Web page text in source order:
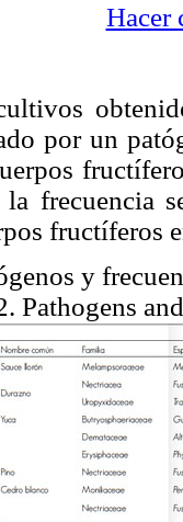
Hacer
por un
la frecuencia
fructíferos
y
Pathogens